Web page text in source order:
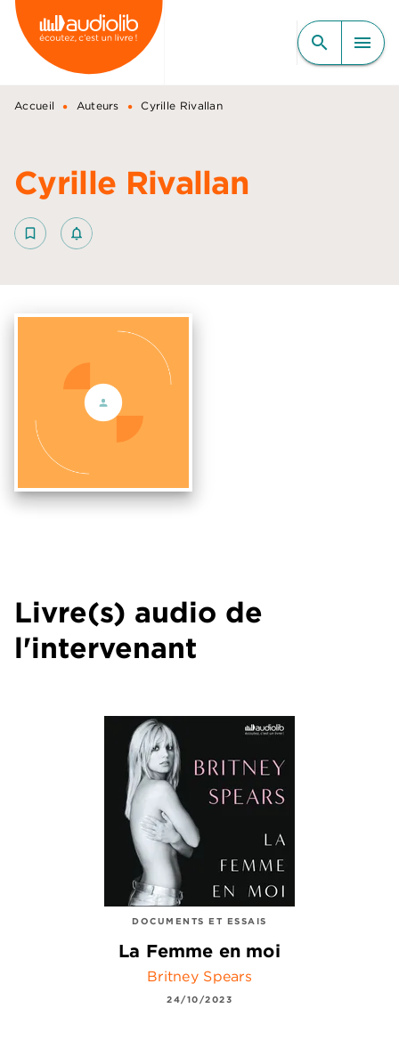
MENU RECHERCHE
CONTENU
PIED DE PAGE
search menu
Accueil • Auteurs • Cyrille Rivallan
Cyrille Rivallan
bookmark_border notifications_none_outlined
Livre(s) audio de
l'intervenant
DOCUMENTS ET ESSAIS
La Femme en moi
Britney Spears
24/10/2023